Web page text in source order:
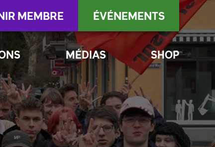
MÉDIAS SHOP
MEMBRE ÉVÉNEMENTS